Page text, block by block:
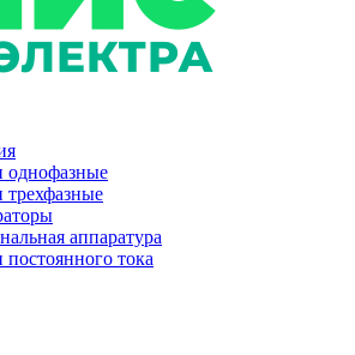
однофазные
трехфазные
аппаратура
тока